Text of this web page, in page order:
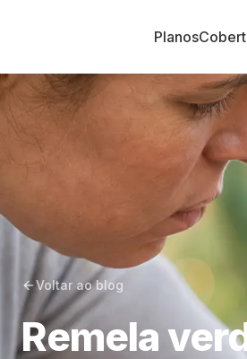
Planos
Voltar ao blog
Remela